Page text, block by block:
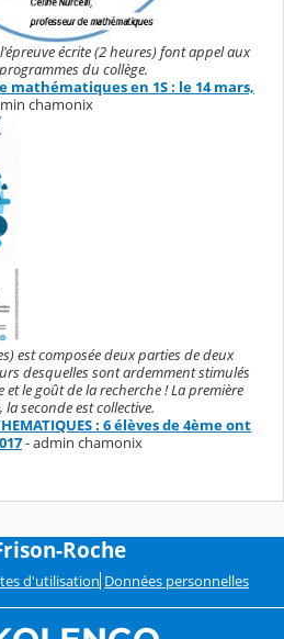
écrite (2 heures) font appel aux
du collège.
mathématiques en 1S : le 14 mars,
chamonix
est composée deux parties de deux
desquelles sont ardemment stimulés
et le goût de la recherche ! La première
seconde est collective.
: 6 élèves de 4ème ont
- admin chamonix
Roche
d'utilisation Données personnelles